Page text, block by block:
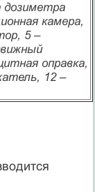
камера,
5 –
оправка,
12 –